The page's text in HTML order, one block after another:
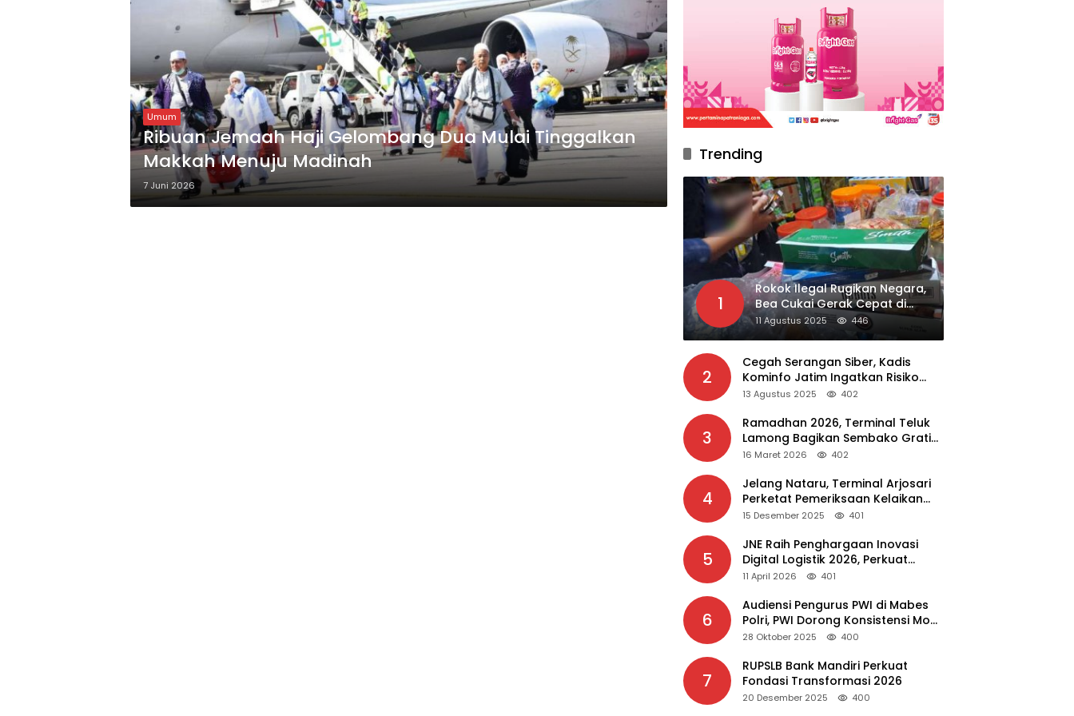
Umum
Ribuan Jemaah Haji Gelombang Dua Mulai Tinggalkan
Makkah Menuju Madinah
7 Juni 2026
Trending
1
Rokok Ilegal Rugikan Negara,
Bea Cukai Gerak Cepat di
Giripurno
11 Agustus 2025 446
2
Cegah Serangan Siber, Kadis
Kominfo Jatim Ingatkan Risiko
Malware dari Aplikasi Bajakan
13 Agustus 2025 402
3
Ramadhan 2026, Terminal Teluk
Lamong Bagikan Sembako Gratis
dan Takjil untuk Masyarakat
16 Maret 2026 402
4
Jelang Nataru, Terminal Arjosari
Perketat Pemeriksaan Kelaikan
Bus
15 Desember 2025 401
5
JNE Raih Penghargaan Inovasi
Digital Logistik 2026, Perkuat
Transformasi Layanan
11 April 2026 401
6
Audiensi Pengurus PWI di Mabes
Polri, PWI Dorong Konsistensi MoU
Dewan Pers – Polri
28 Oktober 2025 400
7
RUPSLB Bank Mandiri Perkuat
Fondasi Transformasi 2026
20 Desember 2025 400